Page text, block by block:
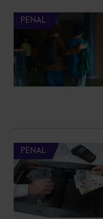
PENAL
PENAL